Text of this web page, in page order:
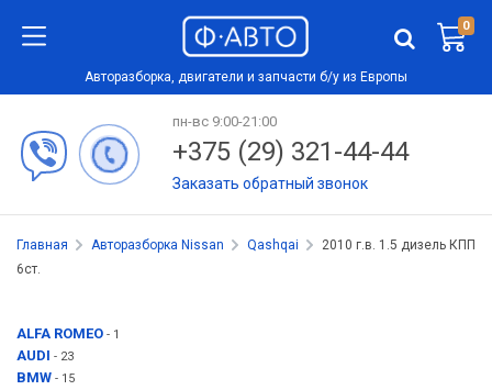
0
Авторазборка, двигатели и запчасти б/у из Европы
пн-вс 9:00-21:00
+375 (29) 321-44-44
Заказать обратный звонок
Главная Авторазборка Nissan Qashqai
2010 г.в. 1.5 дизель КПП
6ст.
ALFA ROMEO - 1
AUDI - 23
BMW - 15